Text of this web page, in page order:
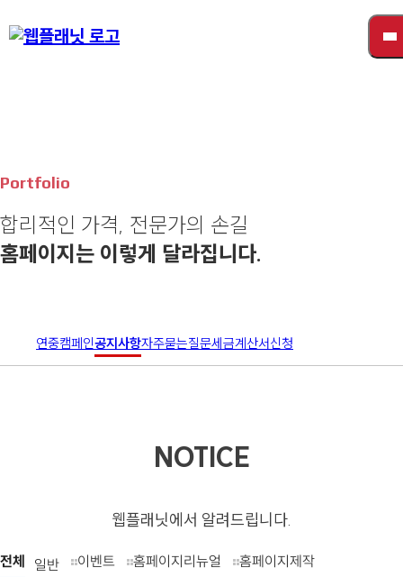
오늘 하루 닫기
닫기
Portfolio
합리적인 가격, 전문가의 손길
홈페이지는 이렇게 달라집니다.
연중캠페인공지사항자주묻는질문세금계산서신청
NOTICE
웹플래닛에서 알려드립니다.
전체 일반 이벤트 홈페이지리뉴얼 홈페이지제작